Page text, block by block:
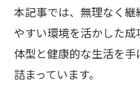
本記事では、無理なく
やすい環境を活かした
体型と健康的な生活を
詰まっています。